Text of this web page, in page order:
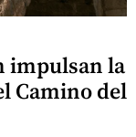
impulsan la
Camino del